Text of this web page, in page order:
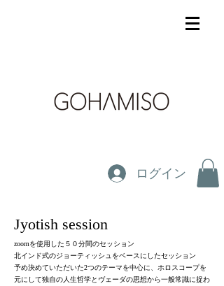
ログイン
Jyotish session
zoomを使用した５０分間のセッション
北インド式のジョーティッシュをベースにしたセッション
予め決めていただいた2つのテーマを中心に、 ホロスコープを
元にして独自の人生哲学とヴェーダの思想から一般常識に捉わ